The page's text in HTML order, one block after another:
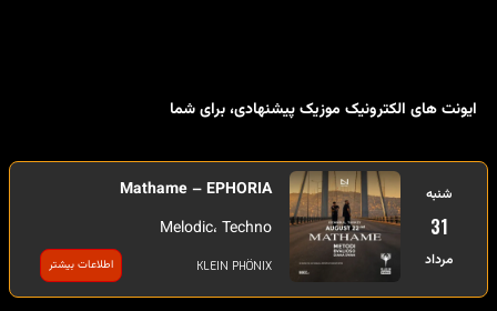
ایونت های الکترونیک موزیک پیشنهادی، برای شما
شنبه
31
مرداد
Mathame – EPHORIA
Melodic، Techno
KLEIN PHÖNIX اطلاعات بیشتر